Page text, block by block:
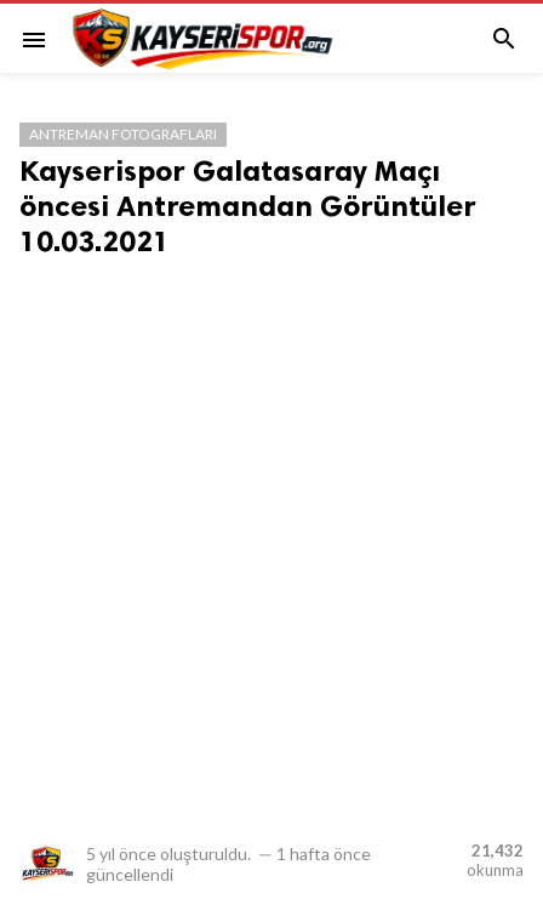
menu 
ANTREMAN FOTOGRAFLARI
Kayserispor Galatasaray Maçı
öncesi Antremandan Görüntüler
10.03.2021
5 yıl önce oluşturuldu. — 1 hafta önce
güncellendi
21,432
okunma